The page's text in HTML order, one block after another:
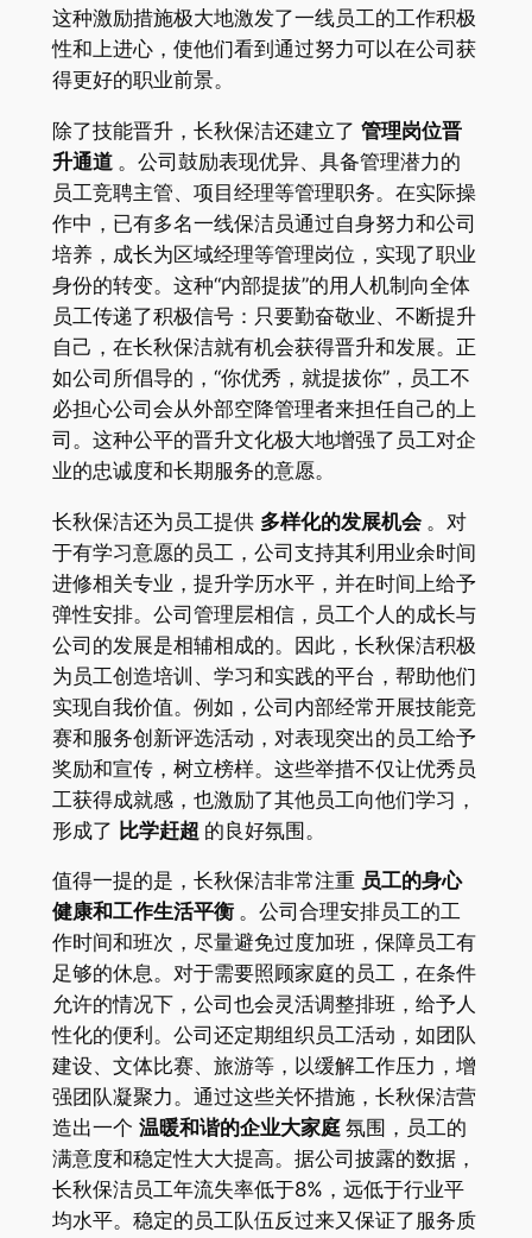
这种激励措施极大地激发了一线员工的工作积极
性和上进心，使他们看到通过努力可以在公司获
得更好的职业前景。
除了技能晋升，长秋保洁还建立了 管理岗位晋
升通道 。公司鼓励表现优异、具备管理潜力的
员工竞聘主管、项目经理等管理职务。在实际操
作中，已有多名一线保洁员通过自身努力和公司
培养，成长为区域经理等管理岗位，实现了职业
身份的转变。这种“内部提拔”的用人机制向全体
员工传递了积极信号：只要勤奋敬业、不断提升
自己，在长秋保洁就有机会获得晋升和发展。正
如公司所倡导的，“你优秀，就提拔你”，员工不
必担心公司会从外部空降管理者来担任自己的上
司 。这种公平的晋升文化极大地增强了员工对企
业的忠诚度和长期服务的意愿。
长秋保洁还为员工提供 多样化的发展机会 。对
于有学习意愿的员工，公司支持其利用业余时间
进修相关专业，提升学历水平，并在时间上给予
弹性安排。公司管理层相信，员工个人的成长与
公司的发展是相辅相成的。因此，长秋保洁积极
为员工创造培训、学习和实践的平台，帮助他们
实现自我价值。例如，公司内部经常开展技能竞
赛和服务创新评选活动，对表现突出的员工给予
奖励和宣传，树立榜样。这些举措不仅让优秀员
工获得成就感，也激励了其他员工向他们学习，
形成了 比学赶超 的良好氛围。
值得一提的是，长秋保洁非常注重 员工的身心
健康和工作生活平衡 。公司合理安排员工的工
作时间和班次，尽量避免过度加班，保障员工有
足够的休息。对于需要照顾家庭的员工，在条件
允许的情况下，公司也会灵活调整排班，给予人
性化的便利。公司还定期组织员工活动，如团队
建设、文体比赛、旅游等，以缓解工作压力，增
强团队凝聚力。通过这些关怀措施，长秋保洁营
造出一个 温暖和谐的企业大家庭 氛围，员工的
满意度和稳定性大大提高。据公司披露的数据，
长秋保洁员工年流失率低于8%，远低于行业平
均水平。稳定的员工队伍反过来又保证了服务质